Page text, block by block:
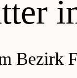
Bezirk